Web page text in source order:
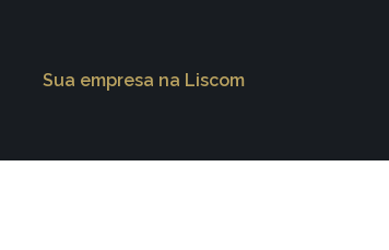
Sua empresa na Liscom